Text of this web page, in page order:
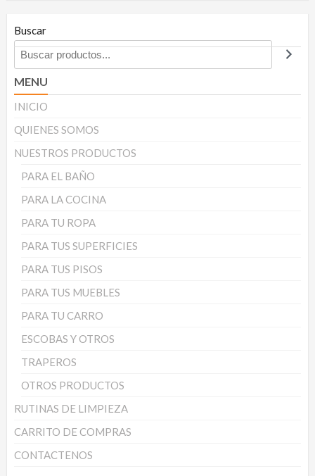
Buscar
MENU
INICIO
QUIENES SOMOS
NUESTROS PRODUCTOS
PARA EL BAÑO
PARA LA COCINA
PARA TU ROPA
PARA TUS SUPERFICIES
PARA TUS PISOS
PARA TUS MUEBLES
PARA TU CARRO
ESCOBAS Y OTROS
TRAPEROS
OTROS PRODUCTOS
RUTINAS DE LIMPIEZA
CARRITO DE COMPRAS
CONTACTENOS